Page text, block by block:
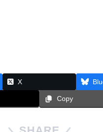
X
Copy